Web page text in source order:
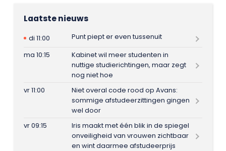
Laatste nieuws
di 11:00
Punt piept er even tussenuit
ma 10:15
Kabinet wil meer studenten in
nuttige studierichtingen, maar zegt
nog niet hoe
vr 11:00
Niet overal code rood op Avans:
sommige afstudeerzittingen gingen
wel door
vr 09:15
Iris maakt met één blik in de spiegel
onveiligheid van vrouwen zichtbaar
en wint daarmee afstudeerprijs